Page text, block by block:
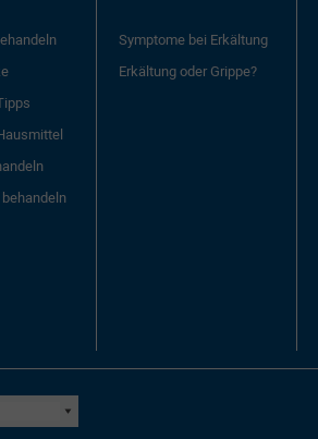
Symptome bei Erkältung
Erkältung oder Grippe?